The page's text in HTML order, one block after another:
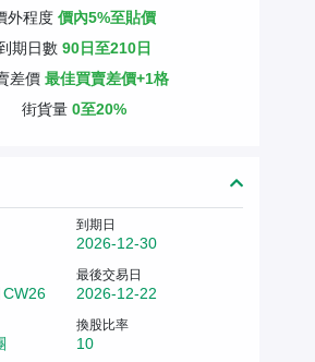
外程度 價內5%至貼價
期日數 90日至210日
差價 最佳買賣差價+1格
街貨量 0至20%
到期日
2026-12-30
最後交易日
2026-12-22
換股比率
10